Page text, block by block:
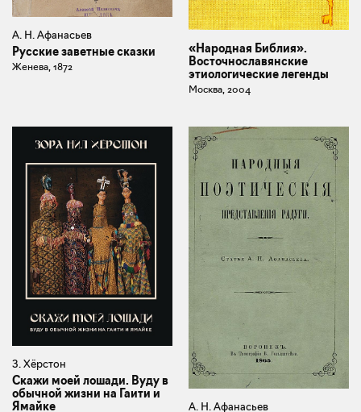
А. Н. Афанасьев
Русские заветные сказки
Женева, 1872
«Народная Библия».
Восточнославянские
этиологические легенды
Москва, 2004
З. Хёрстон
Скажи моей лошади. Вуду в
обычной жизни на Гаити и
Ямайке
А. Н. Афанасьев